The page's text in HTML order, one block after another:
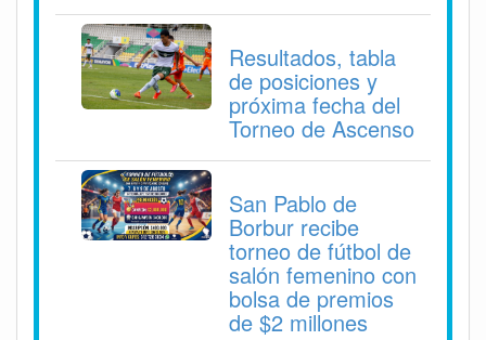
Resultados, tabla
de posiciones y
próxima fecha del
Torneo de Ascenso
San Pablo de
Borbur recibe
torneo de fútbol de
salón femenino con
bolsa de premios
de $2 millones